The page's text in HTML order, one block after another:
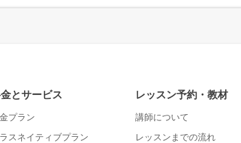
とサービス
プラン
スネイティブプラン
レッスン予約・教材
講師について
レッスンまでの流れ